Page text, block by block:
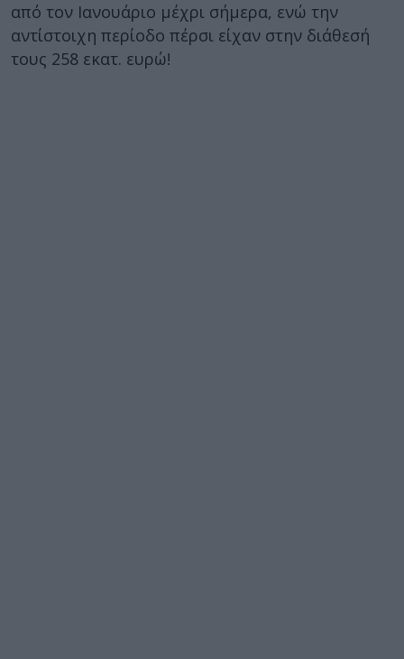
από τον Ιανουάριο μέχρι σήμερα, ενώ την
αντίστοιχη περίοδο πέρσι είχαν στην διάθεσή
τους 258 εκατ. ευρώ!